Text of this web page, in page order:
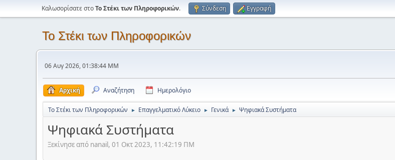
Καλωσορίσατε στοΤο Στέκι των Πληροφορικών. Σύνδεση Εγγραφή
Το Στέκι των Πληροφορικών
06 Αυγ 2026, 01:38:44 ΜΜ
Αρχική Αναζήτηση Ημερολόγιο
Το Στέκι των Πληροφορικών ► Επαγγελματικό Λύκειο ► Γενικά ► Ψηφιακά Συστήματα
Ψηφιακά Συστήματα
Ξεκίνησε από nanail, 01 Οκτ 2023, 11:42:19 ΠΜ